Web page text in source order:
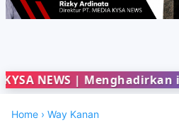
| Menghadirkan
Home › Way Kanan